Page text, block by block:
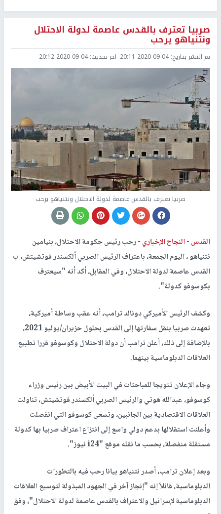
صربيا تعترف بالقدس عاصمة لدولة الاحتلال
ونتنياهو يرحب
تم النشر بتاريخ:2020-09-04 20:11 اخر تحديث:2020-09-04 20:12
صربيا تعترف بالقدس عاصمة لدولة الاحتلال ونتنياهو يرحب
القدس -النجاح الإخباري -رحب رئيس حكومة الاحتلال، بنيامين
نتنياهو ، اليوم الجمعة، باعتراف الرئيس الصربي ألكسندر فوتشيتش، ب
القدس عاصمة لدولة الاحتلال، وفي المقابل، أكد أنه "سيعترف
بكوسوفو كدولة".
وكشف الرئيس الأميركي دونالد ترامب، أنه عقب وساطة أميركية،
تعهدت صربيا بنقل سفارتها إلى القدس بحلول حزيران/يوليو 2021،
بالإضافة إلى ذلك، أعلن ترامب أن دولة الاحتلال وكوسوفو قررا تطبيع
العلاقات الدبلوماسية بينهما.
وجاء الإعلان تتويجا للمباحثات في البيت الأبيض بين رئيس وزراء
كوسوفو، عبدالله هوتي والرئيس الصربي ألكسندر فوتشيتش، تناولت
العلاقات الاقتصادية بين الجانبين، وتسعى كوسوفو التي انفصلت
وأعلنت استقلالها بدعم دولي واسع إلى انتزاع اعتراف صربيا بها كدولة
مستقلة منفصلة، بحسب ما نقله موقع "i24 نيوز".
وبعد إعلان ترامب، أصدر نتنياهو بيانا رحب فيه بالتطورات
الدبلوماسية، قائلاً إنه "إنجاز آخر في الجهود المبذولة لتوسيع العلاقات
الدبلوماسية لإسرائيل والاعتراف بالقدس عاصمة لدولة الاحتلال"، وفق